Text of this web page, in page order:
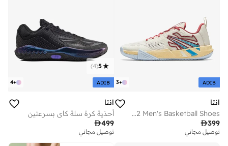
+
3 ADIB
انتا
KAI Team 2 Men's Basketball Shoes
399
توصيل مجاني
+
4
5
(
4
)
ADIB
انتا
أحذية كرة سلة كاي بسرعتين
499
توصيل مجاني